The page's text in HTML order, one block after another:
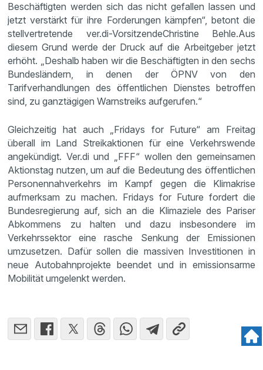
Beschäftigten werden sich das nicht gefallen lassen und
jetzt verstärkt für ihre Forderungen kämpfen“, betont die
stellvertretende ver.di-VorsitzendeChristine Behle.Aus
diesem Grund werde der Druck auf die Arbeitgeber jetzt
erhöht. „Deshalb haben wir die Beschäftigten in den sechs
Bundesländern, in denen der ÖPNV von den
Tarifverhandlungen des öffentlichen Dienstes betroffen
sind, zu ganztägigen Warnstreiks aufgerufen.“
Gleichzeitig hat auch „Fridays for Future“ am Freitag
überall im Land Streikaktionen für eine Verkehrswende
angekündigt. Ver.di und „FFF“ wollen den gemeinsamen
Aktionstag nutzen, um auf die Bedeutung des öffentlichen
Personennahverkehrs im Kampf gegen die Klimakrise
aufmerksam zu machen. Fridays for Future fordert die
Bundesregierung auf, sich an die Klimaziele des Pariser
Abkommens zu halten und dazu insbesondere im
Verkehrssektor eine rasche Senkung der Emissionen
umzusetzen. Dafür sollen die massiven Investitionen in
neue Autobahnprojekte beendet und in emissionsarme
Mobilität umgelenkt werden.